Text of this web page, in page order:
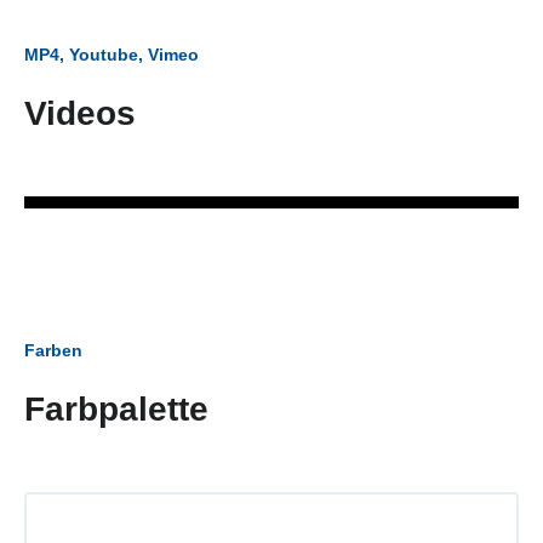
MP4, Youtube, Vimeo
Videos
Farben
Farbpalette